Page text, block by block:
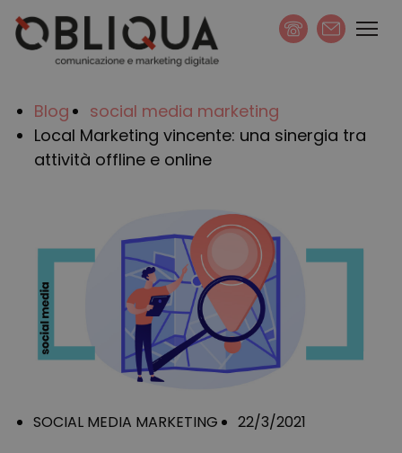
scrivi
Blog
social media marketing
Local Marketing vincente: una sinergia tra
attività offline e online
SOCIAL MEDIA MARKETING 22/3/2021